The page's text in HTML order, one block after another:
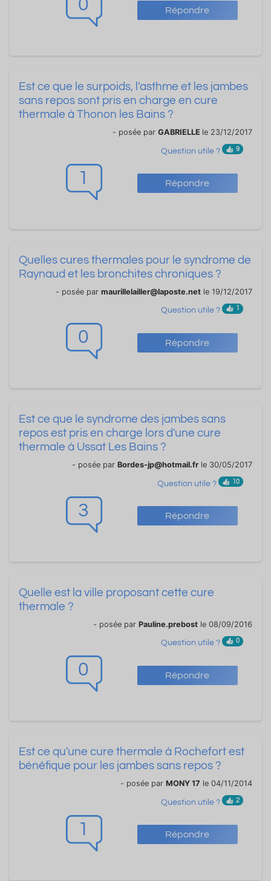
0 Répondre
1 Répondre
Est ce que le surpoids, l'asthme et les jambes
sans repos sont pris en charge en cure
thermale à Thonon les Bains ?
- posée par GABRIELLE le 23/12/2017
Question utile ? 9
0 Répondre
Quelles cures thermales pour le syndrome de
Raynaud et les bronchites chroniques ?
- posée par maurillelailler@laposte.net le 19/12/2017
Question utile ? 1
3 Répondre
Est ce que le syndrome des jambes sans
repos est pris en charge lors d'une cure
thermale à Ussat Les Bains ?
- posée par Bordes-jp@hotmail.fr le 30/05/2017
Question utile ? 10
0 Répondre
Quelle est la ville proposant cette cure
thermale ?
- posée par Pauline.prebost le 08/09/2016
Question utile ? 0
1 Répondre
Est ce qu'une cure thermale à Rochefort est
bénéfique pour les jambes sans repos ?
- posée par MONY 17 le 04/11/2014
Question utile ? 2